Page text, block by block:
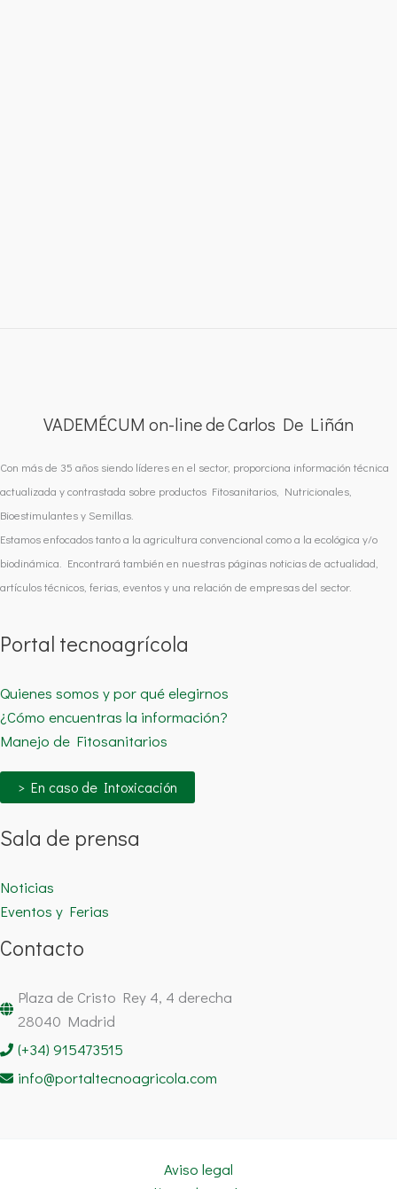
VADEMÉCUM on-line de Carlos De Liñán
Con más de 35 años siendo líderes en el sector, proporciona información técnica
actualizada y contrastada sobre productos Fitosanitarios, Nutricionales,
Bioestimulantes y Semillas.
Estamos enfocados tanto a la agricultura convencional como a la ecológica y/o
biodinámica. Encontrará también en nuestras páginas noticias de actualidad,
artículos técnicos, ferias, eventos y una relación de empresas del sector.
Portal tecnoagrícola
Quienes somos y por qué elegirnos
¿Cómo encuentras la información?
Manejo de Fitosanitarios
> En caso de Intoxicación
Sala de prensa
Noticias
Eventos y Ferias
Contacto
Plaza de Cristo Rey 4, 4 derecha
28040 Madrid
(+34) 915473515
info@portaltecnoagricola.com
Aviso legal